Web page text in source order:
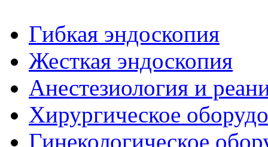
Гибкая эндоскопия
Жесткая эндоскопия
Анестезиология и
Хирургическое
Гинекологическое